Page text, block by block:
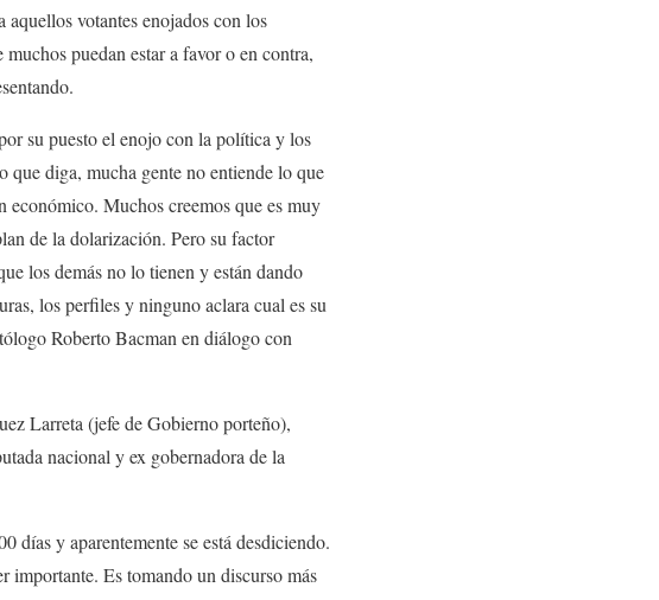
votantes enojados con los
puedan estar a favor o en contra,
su puesto el enojo con la política y los
que diga, mucha gente no entiende lo que
Muchos creemos que es muy
de la dolarización. Pero su factor
los demás no lo tienen y están dando
los perfiles y ninguno aclara cual es su
Roberto Bacman en diálogo con
Larreta (jefe de Gobierno porteño),
nacional y ex gobernadora de la
días y aparentemente se está desdiciendo.
importante. Es tomando un discurso más